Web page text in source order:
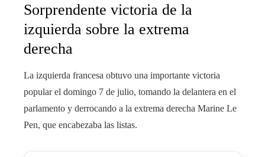
Sorprendente victoria de la
izquierda sobre la extrema
derecha
La izquierda francesa obtuvo una importante victoria
popular el domingo 7 de julio, tomando la delantera en el
parlamento y derrocando a la extrema derecha Marine Le
Pen, que encabezaba las listas.